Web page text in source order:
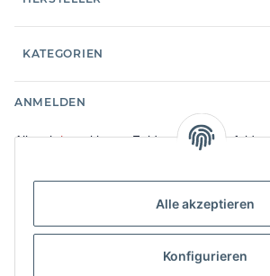
Alle akzeptieren
Konfigurieren
KATEGORIEN
ANMELDEN
Alle mit*markierten Felder sind Pflichtfelder.
E-Mail-Adresse
Passwort